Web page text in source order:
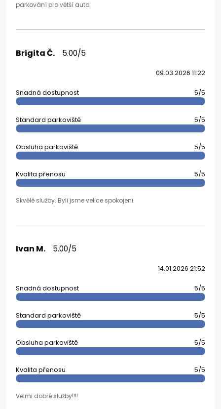
parkování pro větší auta
Brigita Č. 5.00/5
09.03.2026 11:22
Snadná dostupnost 5/5
Standard parkoviště 5/5
Obsluha parkoviště 5/5
Kvalita přenosu 5/5
Skvělé služby. Byli jsme velice spokojeni.
Ivan M. 5.00/5
14.01.2026 21:52
Snadná dostupnost 5/5
Standard parkoviště 5/5
Obsluha parkoviště 5/5
Kvalita přenosu 5/5
Velmi dobré služby!!!!